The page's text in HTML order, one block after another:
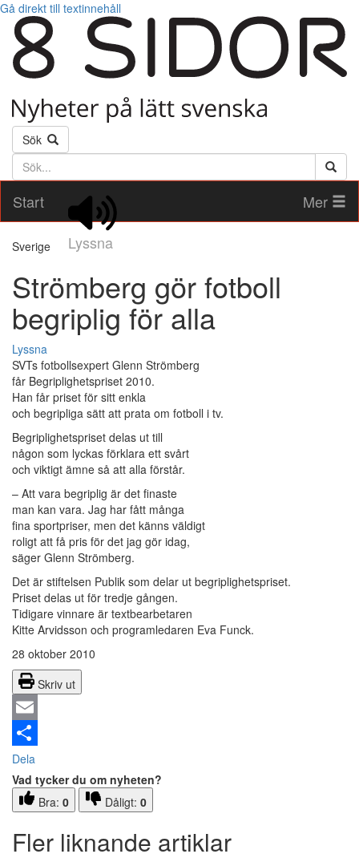
Gå direkt till textinnehåll
Sök
Söktext
Start
Lyssna
Mer
Sverige
Strömberg gör fotboll
begriplig för alla
Lyssna
SVTs fotbollsexpert Glenn Strömberg
får Begriplighetspriset 2010.
Han får priset för sitt enkla
och begripliga sätt att prata om fotboll i tv.
Begriplighetspriset delas ut till
någon som lyckas förklara ett svårt
och viktigt ämne så att alla förstår.
– Att vara begriplig är det finaste
man kan vara. Jag har fått många
fina sportpriser, men det känns väldigt
roligt att få pris för det jag gör idag,
säger Glenn Strömberg.
Det är stiftelsen Publik som delar ut begriplighetspriset.
Priset delas ut för tredje gången.
Tidigare vinnare är textbearbetaren
Kitte Arvidsson och programledaren Eva Funck.
28 oktober 2010
Skriv ut
Email
Dela
Vad tycker du om nyheten?
Bra: 0 Dåligt: 0
Fler liknande artiklar